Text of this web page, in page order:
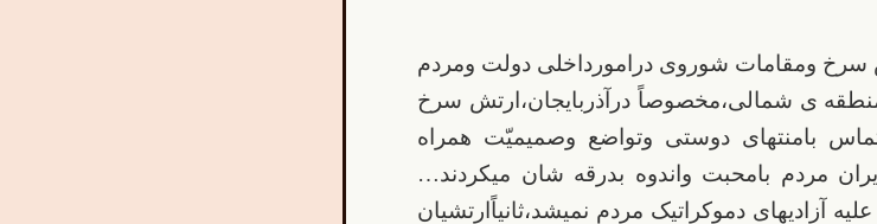
ومقامات شوروی درامورداخلی دولت ومردم
ی شمالی،مخصوصاً درآذربایجان،ارتش سرخ
تماس بامنتهای دوستی وتواضع وصمیمیّت همراه
مردم بامحبت واندوه بدرقه شان میکردند…
آزادیهای دموکراتیک مردم نمیشد،ثانیاًارتشیان